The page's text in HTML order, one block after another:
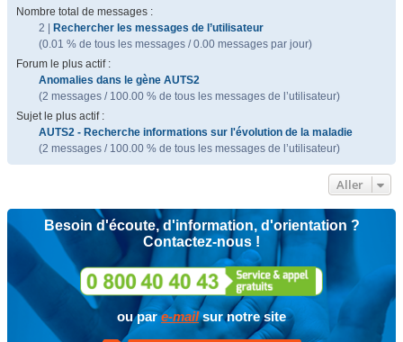
Nombre total de messages :
2 |
Rechercher les messages de l’utilisateur
(0.01 % de tous les messages / 0.00 messages par jour)
Forum le plus actif :
Anomalies dans le gène AUTS2
(2 messages / 100.00 % de tous les messages de l’utilisateur)
Sujet le plus actif :
AUTS2 - Recherche informations sur l'évolution de la maladie
(2 messages / 100.00 % de tous les messages de l’utilisateur)
Aller
Besoin d'écoute, d'information, d'orientation ?
Contactez-nous !
ou pare-mailsur notre site